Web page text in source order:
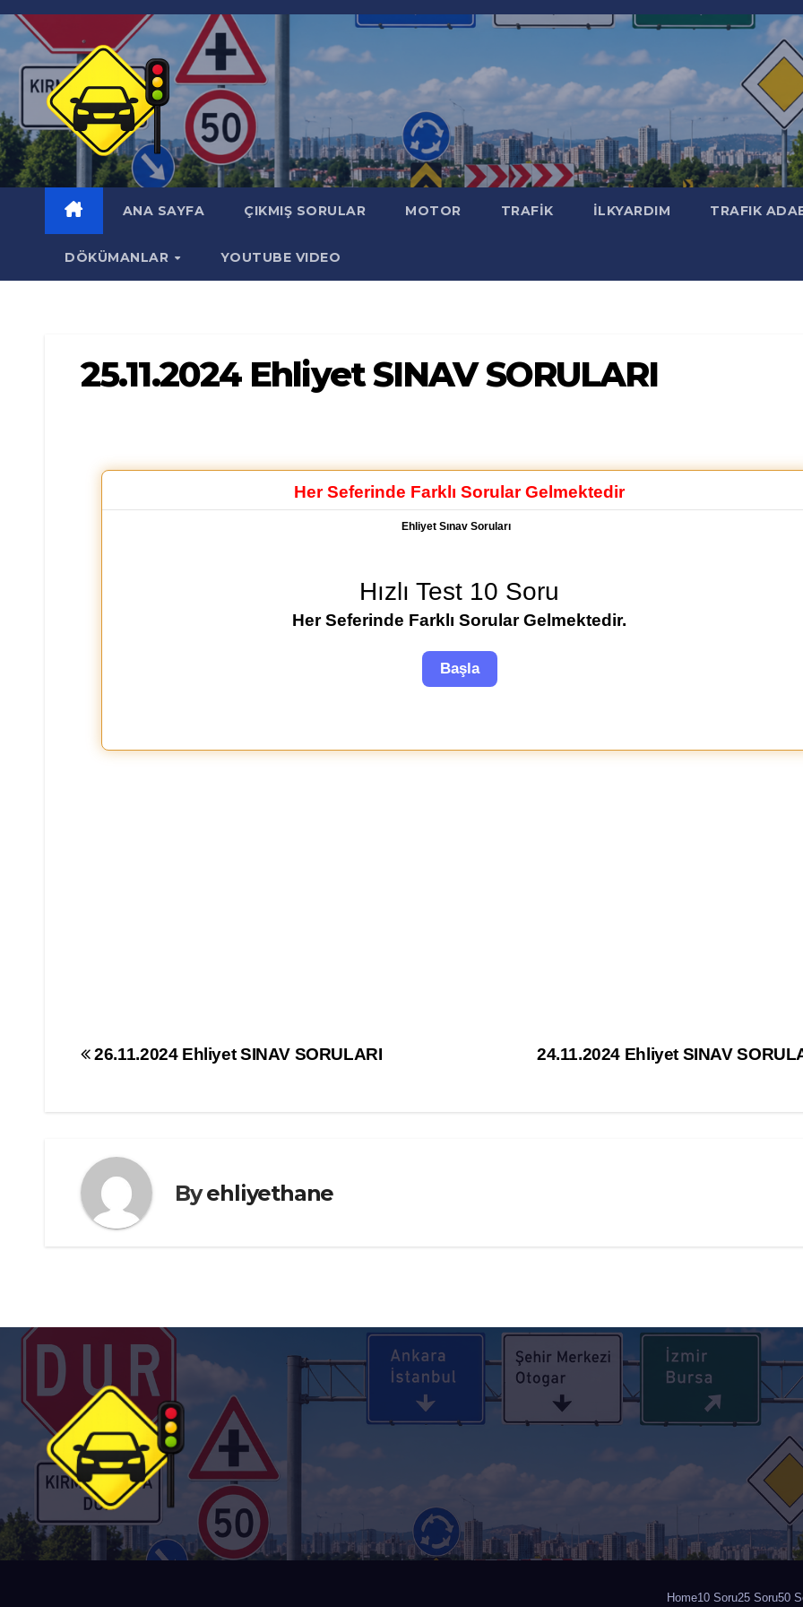
Skip
content
ANA SAYFA ÇIKMIŞ SORULAR MOTOR TRAFİK İLKYARDIM TRAFIK
DÖKÜMANLAR YOUTUBE VIDEO
25.11.2024 Ehliyet SINAV SORULARI
Her Seferinde Farklı Sorular Gelmektedir
Ehliyet Sınav Soruları
Hızlı Test 10 Soru
Her Seferinde Farklı Sorular Gelmektedir.
Yazı
24.11.2024 Ehliyet SINAV
26.11.2024 Ehliyet SINAV SORULARI
Byehliyethane
Home10 Soru25 Soru50